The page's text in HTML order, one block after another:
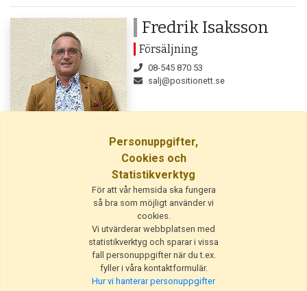
Fredrik Isaksson
Försäljning
08-545 870 53
salj@positionett.se
© 2026 PositionEtt AB
Personuppgifter,
Cookies och
Statistikverktyg
För att vår hemsida ska fungera
så bra som möjligt använder vi
cookies.
Vi utvärderar webbplatsen med
statistikverktyg och sparar i vissa
fall personuppgifter när du t.ex.
fyller i våra kontaktformulär.
Hur vi hanterar personuppgifter